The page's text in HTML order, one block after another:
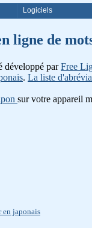
Logiciels
ligne de
développé parFree
. La liste
sur votre appareil
en japonais